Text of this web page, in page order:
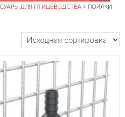
ДЛЯ ПТИЦЕВОДСТВА > ПОИЛКИ